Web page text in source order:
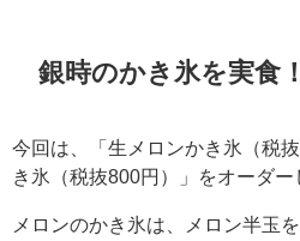
銀時のかき氷を実食！
今回は、「生メロンかき氷（税
き氷（税抜800円）」をオーダー
メロンのかき氷は、メロン半玉